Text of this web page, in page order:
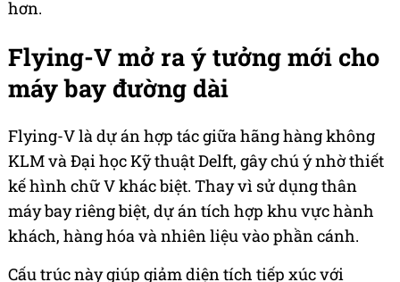
hơn.
Flying-V mở ra ý tưởng mới cho
máy bay đường dài
Flying-V là dự án hợp tác giữa hãng hàng không
KLM và Đại học Kỹ thuật Delft, gây chú ý nhờ thiết
kế hình chữ V khác biệt. Thay vì sử dụng thân
máy bay riêng biệt, dự án tích hợp khu vực hành
khách, hàng hóa và nhiên liệu vào phần cánh.
Cấu trúc này giúp giảm diện tích tiếp xúc với